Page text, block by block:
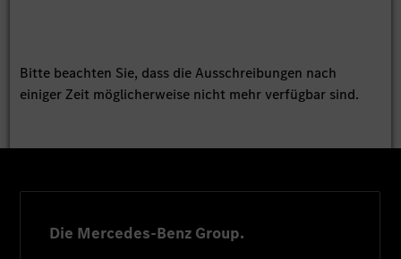
Bitte beachten Sie, dass die Ausschreibungen nach
einiger Zeit möglicherweise nicht mehr verfügbar sind.
Die Mercedes-Benz Group.